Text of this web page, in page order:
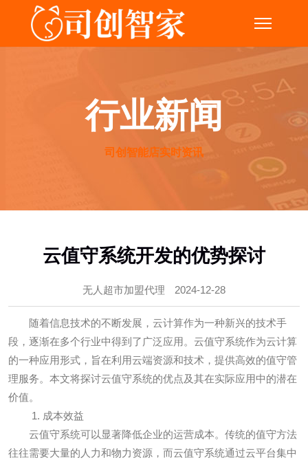
行业新闻
司创智能店实时资讯
云值守系统开发的优势探讨
无人超市加盟代理 2024-12-28
随着信息技术的不断发展，云计算作为一种新兴的技术手
段，逐渐在多个行业中得到了广泛应用。云值守系统作为云计算
的一种应用形式，旨在利用云端资源和技术，提供高效的值守管
理服务。本文将探讨云值守系统的优点及其在实际应用中的潜在
价值。
1. 成本效益
云值守系统可以显著降低企业的运营成本。传统的值守方法
往往需要大量的人力和物力资源，而云值守系统通过云平台集中